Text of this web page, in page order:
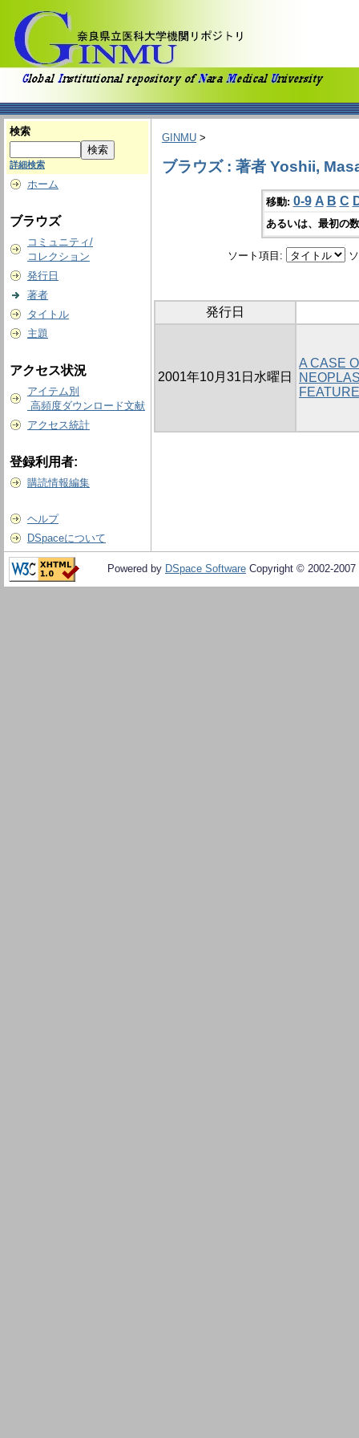
検索
詳細検索
ホーム
ブラウズ
コミュニティ/
コレクション
発行日
著者
タイトル
主題
アクセス状況
アイテム別
高頻度ダウンロード文献
アクセス統計
登録利用者:
購読情報編集
ヘルプ
DSpaceについて
GINMU >
ブラウズ : 著者 Yoshii,
移動: 0-9 A B C
あるいは、最初の
ソート項目:
発行日
2001年10月31日水曜日
A CASE
Powered by DSpace Software Copyright © 2002-2007